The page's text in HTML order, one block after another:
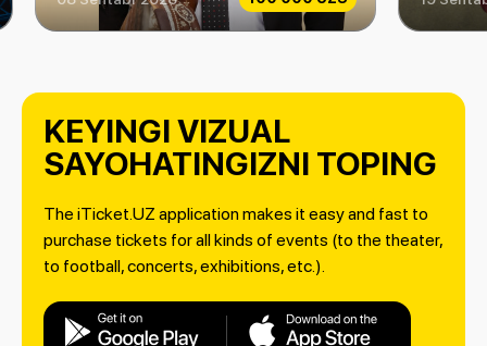
KEYINGI VIZUAL
SAYOHATINGIZNI TOPING
The iTicket.UZ application makes it easy and fast to
purchase tickets for all kinds of events (to the theater,
to football, concerts, exhibitions, etc.).